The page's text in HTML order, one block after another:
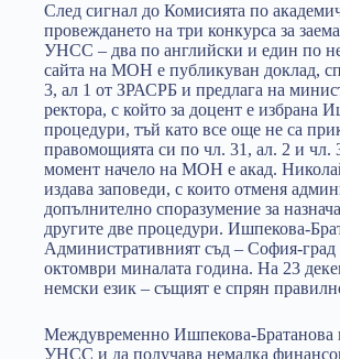
След сигнал до Комисията по
провеждането на три конкурса за
УНСС – два по английски и един по
сайта на МОН е публикуван доклад,
3, ал 1 от ЗРАСРБ и предлага на
ректора, с който за доцент е избрана
процедури, тъй като все още не са
правомощията си по чл. 31, ал. 2 и
момент начело на МОН е акад.
издава заповеди, с които отменя
допълнително споразумение за
другите две процедури. Ишпекова-
Административният съд – София-град
октомври миналата година. На 23
немски език – същият е спрян
Междувременно Ишпекова-Братанова
УНСС и да получава немалка